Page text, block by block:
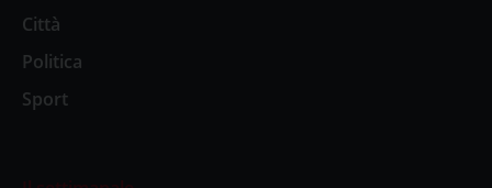
Città
Politica
Sport